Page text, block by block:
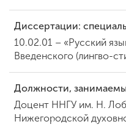
ENG SPN
Приемная
комиссия
+7 (831) 262-26-20
Диссертации:
10.02.01 – «Русский
Введенского (лингво-
Должности,
Доцент ННГУ им. Н.
Нижегородской